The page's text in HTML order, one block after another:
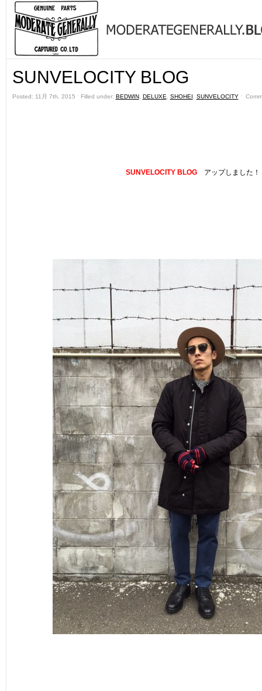
SUNVELOCITY BLOG
Posted: 11月 7th, 2015 ˑ Filled under: BEDWIN, DELUXE SHOHEI SUNVELOCITYˑ
SUNVELOCITY BLOG アップしました！